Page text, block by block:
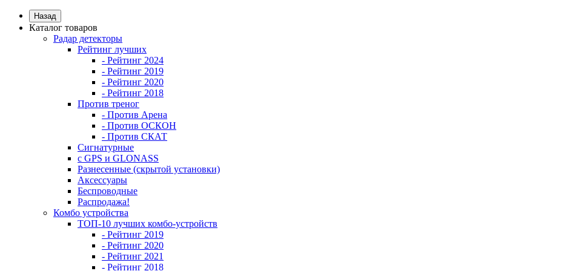
Назад
Каталог товаров
Радар детекторы
Рейтинг лучших
- Рейтинг 2024
- Рейтинг 2019
- Рейтинг 2020
- Рейтинг 2018
Против треног
- Против Арена
- Против ОСКОН
- Против СКАТ
Сигнатурные
с GPS и GLONASS
Разнесенные (скрытой установки)
Аксессуары
Беспроводные
Распродажа!
Комбо устройства
ТОП-10 лучших комбо-устройств
- Рейтинг 2019
- Рейтинг 2020
- Рейтинг 2021
- Рейтинг 2018